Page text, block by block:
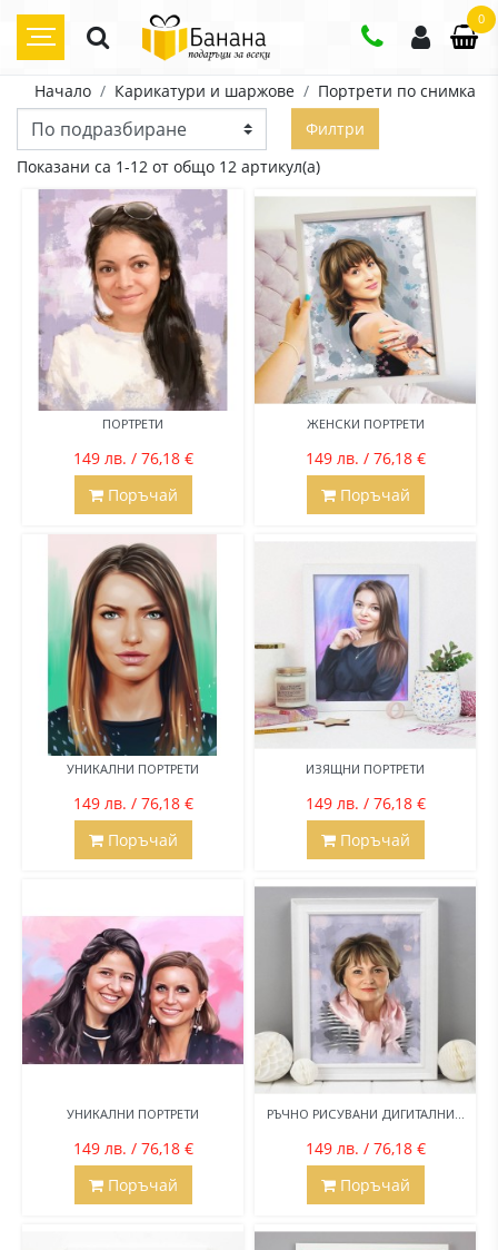
0
Начало Карикатури и шаржове
Портрети по снимка
Филтри
Показани са 1-12 от общо 12 артикул(а)
ПОРТРЕТИ
149 лв. / 76,18 €
Поръчай
ЖЕНСКИ ПОРТРЕТИ
149 лв. / 76,18 €
Поръчай
УНИКАЛНИ ПОРТРЕТИ
149 лв. / 76,18 €
Поръчай
ИЗЯЩНИ ПОРТРЕТИ
149 лв. / 76,18 €
Поръчай
УНИКАЛНИ ПОРТРЕТИ
149 лв. / 76,18 €
Поръчай
РЪЧНО РИСУВАНИ ДИГИТАЛНИ...
149 лв. / 76,18 €
Поръчай